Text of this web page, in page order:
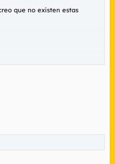
que no existen estas